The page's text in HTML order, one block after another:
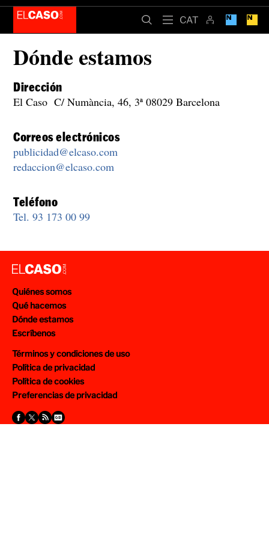
Dónde estamos
Dirección
El Caso C/ Numància, 46, 3ª 08029 Barcelona
Correos electrónicos
publicidad@elcaso.com​
redaccion@elcaso.com
Teléfono
Tel. 93 173 00 99
Quiénes somos
Qué hacemos
Dónde estamos
Escríbenos
Términos y condiciones de uso
Política de privacidad
Política de cookies
Preferencias de privacidad